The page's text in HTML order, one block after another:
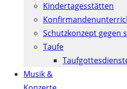
Kindertagesstätten
Schutzkonzept gegen
Taufe
Musik &